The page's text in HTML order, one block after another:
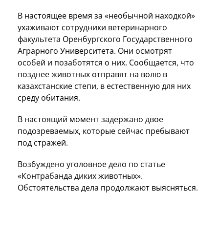
В настоящее время за «необычной находкой»
ухаживают сотрудники ветеринарного
факультета Оренбургского Государственного
Аграрного Университета. Они осмотрят
особей и позаботятся о них. Сообщается, что
позднее животных отправят на волю в
казахстанские степи, в естественную для них
среду обитания.
В настоящий момент задержано двое
подозреваемых, которые сейчас пребывают
под стражей.
Возбуждено уголовное дело по статье
«Контрабанда диких животных».
Обстоятельства дела продолжают выясняться.